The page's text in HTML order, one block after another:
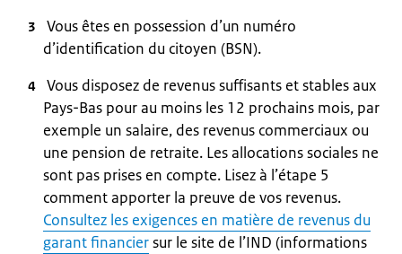
Vous êtes en possession d’un numéro
d’identification du citoyen (BSN).
Vous disposez de revenus suffisants et stables aux
Pays-Bas pour au moins les 12 prochains mois, par
exemple un salaire, des revenus commerciaux ou
une pension de retraite. Les allocations sociales ne
sont pas prises en compte. Lisez à l’étape 5
comment apporter la preuve de vos revenus.
Consultez les exigences en matière de revenus du
garant financiersur le site de l’IND (informations